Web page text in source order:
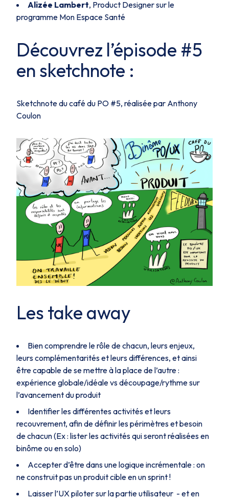
Alizée Lambert, Product Designer sur le
programme Mon Espace Santé
Découvrez l’épisode #5
en sketchnote :
Sketchnote du café du PO #5, réalisée par Anthony
Coulon
Les take away
Bien comprendre le rôle de chacun, leurs enjeux,
leurs complémentarités et leurs différences, et ainsi
être capable de se mettre à la place de l’autre :
expérience globale/idéale vs découpage/rythme sur
l’avancement du produit
Identifier les différentes activités et leurs
recouvrement, afin de définir les périmètres et besoin
de chacun (Ex : lister les activités qui seront réalisées en
binôme ou en solo)
Accepter d’être dans une logique incrémentale : on
ne construit pas un produit cible en un sprint !
Laisser l’UX piloter sur la partie utilisateur - et en